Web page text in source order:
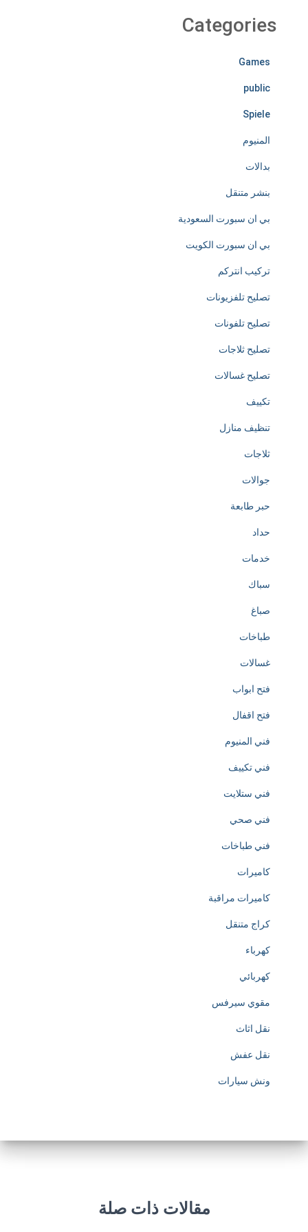
e
s
s
y
d
e
d
c
a
e
d
o
h
e
c
e
a
o
n
o
h
p
s
w
w
.
Categories
Games
public
Spiele
المنيوم
بدالات
بنشر متنقل
بي ان سبورت السعودية
بي ان سبورت الكويت
تركيب انتركم
تصليح تلفزيونات
تصليح تلفونات
تصليح ثلاجات
تصليح غسالات
تكييف
تنظيف منازل
ثلاجات
جوالات
حبر طابعة
حداد
خدمات
سباك
صباغ
طباخات
غسالات
فتح ابواب
فتح اقفال
فني المنيوم
فني تكييف
فني ستلايت
فني صحي
فني طباخات
كاميرات
كاميرات مراقبة
كراج متنقل
كهرباء
كهربائي
مقوي سيرفس
نقل اثاث
نقل عفش
ونش سيارات
مقالات ذات صلة